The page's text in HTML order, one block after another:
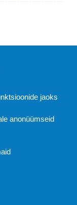
© 2020
Tallinn
jaoks
anonüümseid